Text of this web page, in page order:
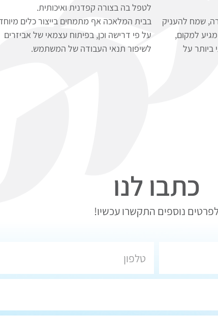
שמח להעניק
מגיע למקום,
ביותר על
לטפל בה בצורה קפדנית ואיכותית.
בבית המלאכה אף מתמחים בייצור כלים
על פי דרישה וכן, בפיתוח עצמאי של אביזרים
לשיפור תנאי העבודה של המשתמש.
כתבו לנו
נוספים התקשרו עכשיו!